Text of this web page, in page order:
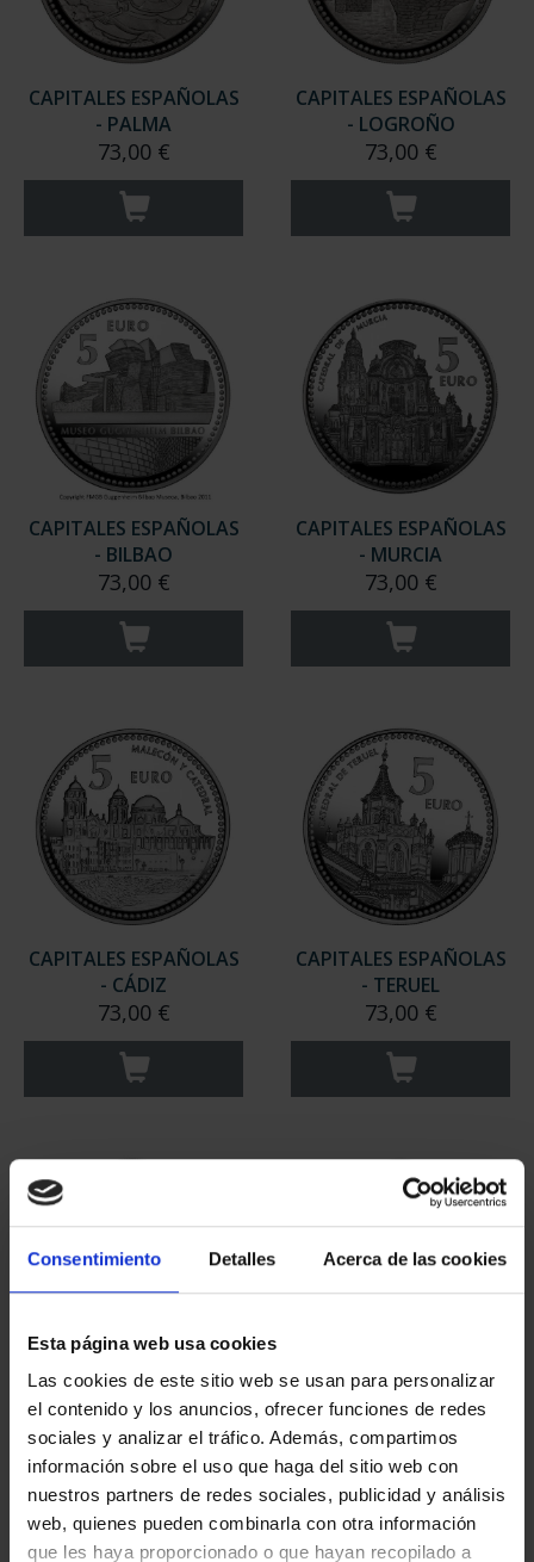
Consentimiento Detalles Acerca de las cookies
Esta página web usa cookies
Las cookies de este sitio web se usan para personalizar
el contenido y los anuncios, ofrecer funciones de redes
sociales y analizar el tráfico. Además, compartimos
información sobre el uso que haga del sitio web con
nuestros partners de redes sociales, publicidad y análisis
web, quienes pueden combinarla con otra información
que les haya proporcionado o que hayan recopilado a
CAPITALES ESPAÑOLAS
- PALMA
73,00 €
CAPITALES ESPAÑOLAS
- LOGROÑO
73,00 €
CAPITALES ESPAÑOLAS
- BILBAO
73,00 €
CAPITALES ESPAÑOLAS
- MURCIA
73,00 €
CAPITALES ESPAÑOLAS
- CÁDIZ
73,00 €
CAPITALES ESPAÑOLAS
- TERUEL
73,00 €
CAPITALES ESPAÑOLAS
- TENERIFE
73,00 €
CAPITALES ESPAÑOLAS
- BURGOS
73,00 €